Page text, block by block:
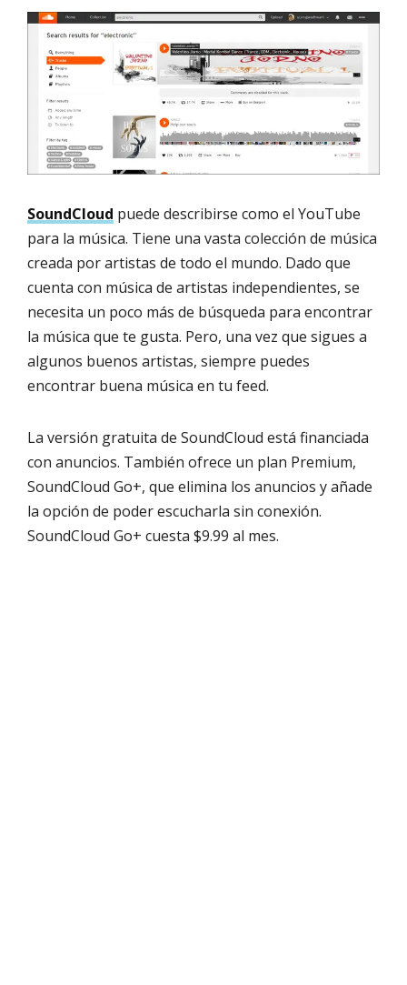
SoundCloud puede describirse como el YouTube
para la música. Tiene una vasta colección de música
creada por artistas de todo el mundo. Dado que
cuenta con música de artistas independientes, se
necesita un poco más de búsqueda para encontrar
la música que te gusta. Pero, una vez que sigues a
algunos buenos artistas, siempre puedes
encontrar buena música en tu feed.
La versión gratuita de SoundCloud está financiada
con anuncios. También ofrece un plan Premium,
SoundCloud Go+, que elimina los anuncios y añade
la opción de poder escucharla sin conexión.
SoundCloud Go+ cuesta $9.99 al mes.